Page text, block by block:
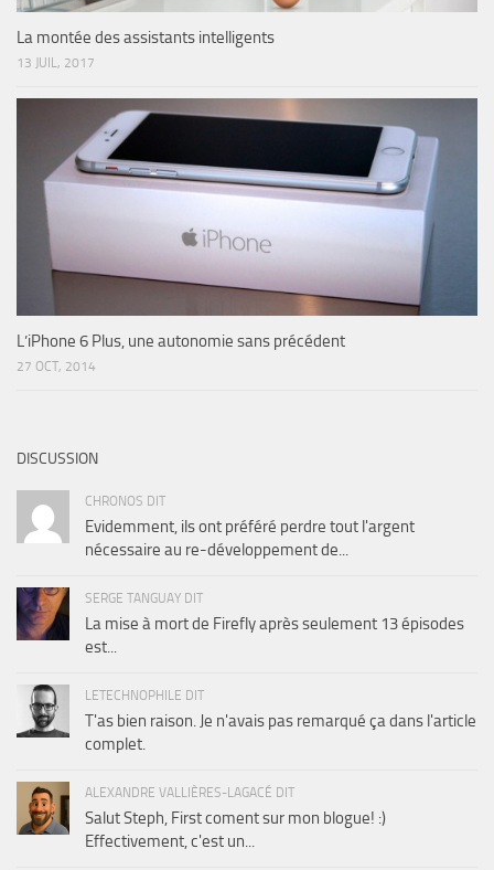
La montée des assistants intelligents
13 JUIL, 2017
L’iPhone 6 Plus, une autonomie sans précédent
27 OCT, 2014
DISCUSSION
CHRONOS DIT
Evidemment, ils ont préféré perdre tout l'argent
nécessaire au re-développement de...
SERGE TANGUAY DIT
La mise à mort de Firefly après seulement 13 épisodes
est...
LETECHNOPHILE DIT
T'as bien raison. Je n'avais pas remarqué ça dans l'article
complet.
ALEXANDRE VALLIÈRES-LAGACÉ DIT
Salut Steph, First coment sur mon blogue! :)
Effectivement, c'est un...